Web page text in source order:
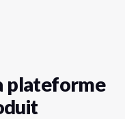
plateforme